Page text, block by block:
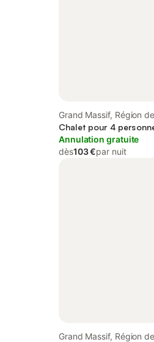
Grand Massif, Région
Chalet pour 4
Annulation gratuite
dès103 €par nuit
Grand Massif, Région